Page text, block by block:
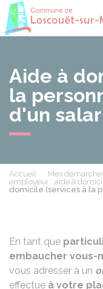
Aide à
la
d'un
Accueil Mes
employeur : aide à
domicile (services à la
En tant que
embaucher vous-
vous adresser à un
effectue à votre